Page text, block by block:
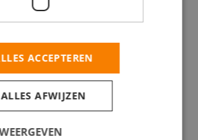
| 10 uur | Ochtend |
Campus Geleen
ACCEPTEREN
ALLES AFWIJZEN